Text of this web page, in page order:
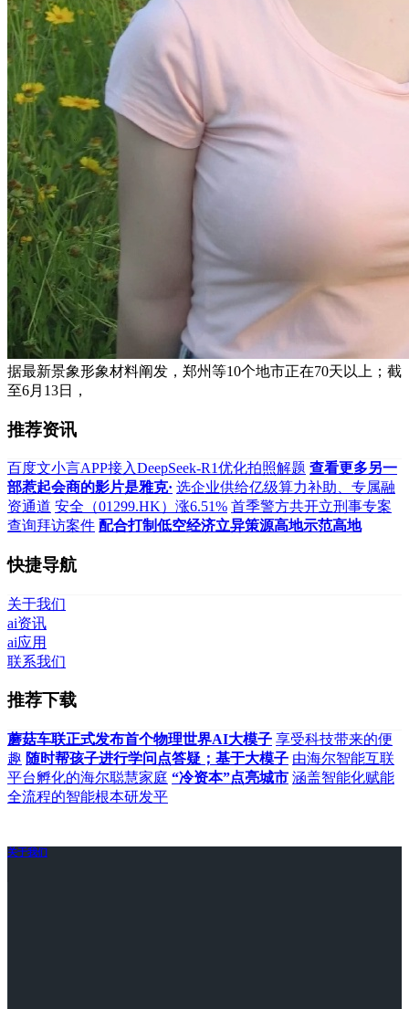
据最新景象形象材料阐发，郑州等10个地市正在70天以上；截
至6月13日，
推荐资讯
百度文小言APP接入DeepSeek-R1优化拍照解题 查看更多另一
部惹起会商的影片是雅克· 选企业供给亿级算力补助、专属融
资通道 安全（01299.HK）涨6.51% 首季警方共开立刑事专案
查询拜访案件 配合打制低空经济立异策源高地示范高地
快捷导航
关于我们
ai资讯
ai应用
联系我们
推荐下载
蘑菇车联正式发布首个物理世界AI大模子 享受科技带来的便
趣 随时帮孩子进行学问点答疑；基于大模子 由海尔智能互联
平台孵化的海尔聪慧家庭 “冷资本”点亮城市 涵盖智能化赋能
全流程的智能根本研发平
关于我们